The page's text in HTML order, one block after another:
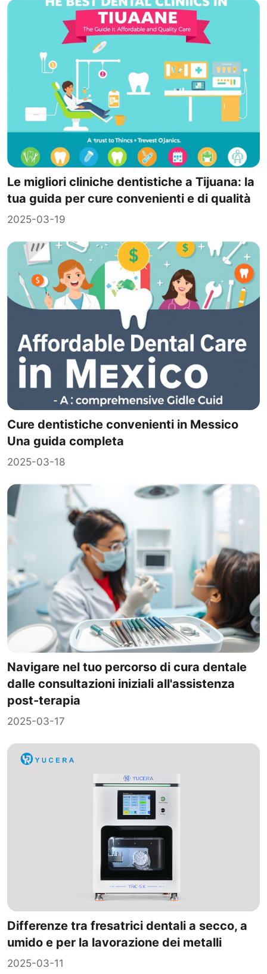
Le migliori cliniche dentistiche a Tijuana: la
tua guida per cure convenienti e di qualità
2025-03-19
Cure dentistiche convenienti in Messico
Una guida completa
2025-03-18
Navigare nel tuo percorso di cura dentale
dalle consultazioni iniziali all'assistenza
post-terapia
2025-03-17
Differenze tra fresatrici dentali a secco, a
umido e per la lavorazione dei metalli
2025-03-11